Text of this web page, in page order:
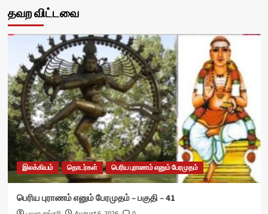
தவற விட்டவை
இலக்கியம் தொடர்கள் பெரிய புராணம் எனும் பேரமுதம்
பெரிய புராணம் எனும் பேரமுதம் – பகுதி – 41